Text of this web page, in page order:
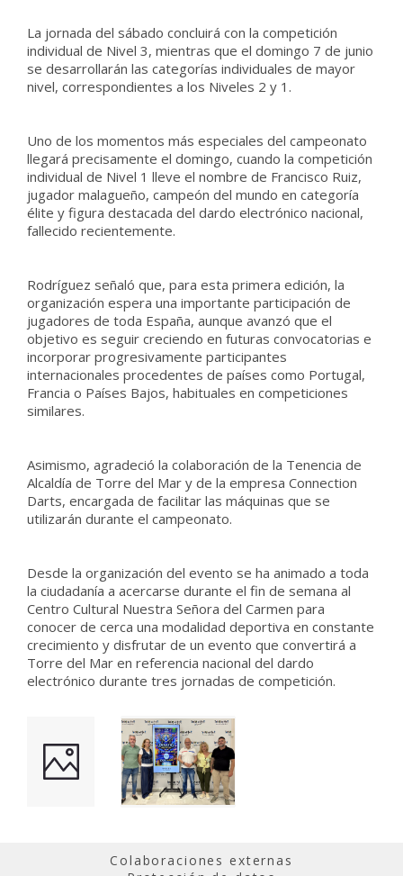
La jornada del sábado concluirá con la competición
individual de Nivel 3, mientras que el domingo 7 de junio
se desarrollarán las categorías individuales de mayor
nivel, correspondientes a los Niveles 2 y 1.
Uno de los momentos más especiales del campeonato
llegará precisamente el domingo, cuando la competición
individual de Nivel 1 lleve el nombre de Francisco Ruiz,
jugador malagueño, campeón del mundo en categoría
élite y figura destacada del dardo electrónico nacional,
fallecido recientemente.
Rodríguez señaló que, para esta primera edición, la
organización espera una importante participación de
jugadores de toda España, aunque avanzó que el
objetivo es seguir creciendo en futuras convocatorias e
incorporar progresivamente participantes
internacionales procedentes de países como Portugal,
Francia o Países Bajos, habituales en competiciones
similares.
Asimismo, agradeció la colaboración de la Tenencia de
Alcaldía de Torre del Mar y de la empresa Connection
Darts, encargada de facilitar las máquinas que se
utilizarán durante el campeonato.
Desde la organización del evento se ha animado a toda
la ciudadanía a acercarse durante el fin de semana al
Centro Cultural Nuestra Señora del Carmen para
conocer de cerca una modalidad deportiva en constante
crecimiento y disfrutar de un evento que convertirá a
Torre del Mar en referencia nacional del dardo
electrónico durante tres jornadas de competición.
Colaboraciones externas